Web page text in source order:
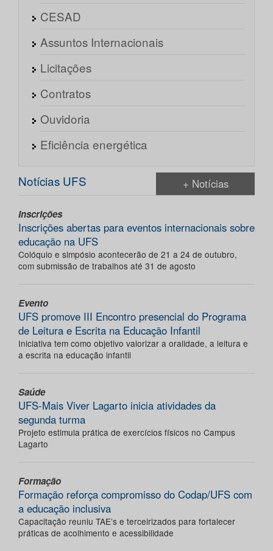
CESAD
Assuntos Internacionais
Licitações
Contratos
Ouvidoria
Eficiência energética
Notícias UFS + Notícias
Inscrições
Inscrições abertas para eventos internacionais sobre
educação na UFS
Colóquio e simpósio acontecerão de 21 a 24 de outubro,
com submissão de trabalhos até 31 de agosto
Evento
UFS promove III Encontro presencial do Programa
de Leitura e Escrita na Educação Infantil
Iniciativa tem como objetivo valorizar a oralidade, a leitura e
a escrita na educação infantil
Saúde
UFS-Mais Viver Lagarto inicia atividades da
segunda turma
Projeto estimula prática de exercícios físicos no Campus
Lagarto
Formação
Formação reforça compromisso do Codap/UFS com
a educação inclusiva
Capacitação reuniu TAE’s e terceirizados para fortalecer
práticas de acolhimento e acessibilidade